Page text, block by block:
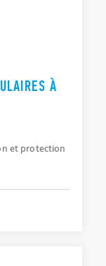
À
et protection